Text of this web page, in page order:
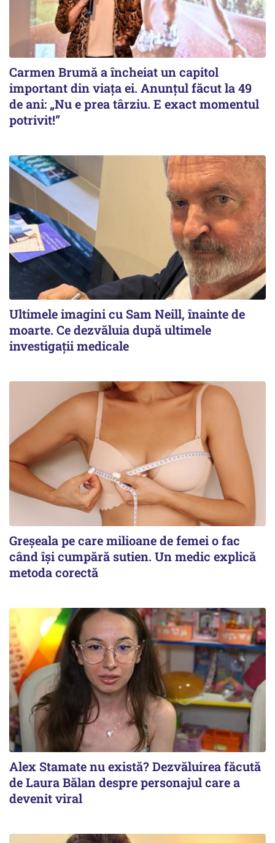
Carmen Brumă a încheiat un capitol
important din viața ei. Anunțul făcut la 49
de ani: „Nu e prea târziu. E exact momentul
potrivit!”
Ultimele imagini cu Sam Neill, înainte de
moarte. Ce dezvăluia după ultimele
investigații medicale
Greșeala pe care milioane de femei o fac
când își cumpără sutien. Un medic explică
metoda corectă
Alex Stamate nu există? Dezvăluirea făcută
de Laura Bălan despre personajul care a
devenit viral